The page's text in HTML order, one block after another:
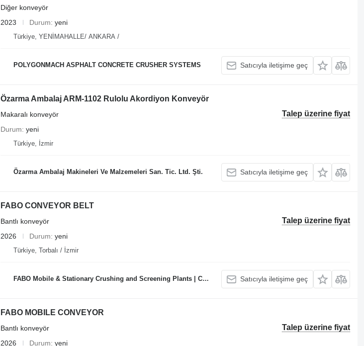
Diğer konveyör
2023
Durum yeni
Türkiye, YENİMAHALLE/ ANKARA /
POLYGONMACH ASPHALT CONCRETE CRUSHER SYSTEMS Satıcıyla iletişime geç
Özarma Ambalaj ARM-1102 Rulolu Akordiyon Konveyör
Talep üzerine fiyat
Makaralı konveyör
Durum yeni
Türkiye, İzmir
Özarma Ambalaj Makineleri Ve Malzemeleri San. Tic. Ltd. Şti. Satıcıyla iletişime geç
FABO CONVEYOR BELT
Talep üzerine fiyat
Bantlı konveyör
2026
Durum yeni
Türkiye, Torbalı / İzmir
FABO Mobile & Stationary Crushing and Screening Plants | Concrete Batching Plants Manufacturer Satıcıyla iletişime geç
FABO MOBILE CONVEYOR
Talep üzerine fiyat
Bantlı konveyör
2026
Durum yeni